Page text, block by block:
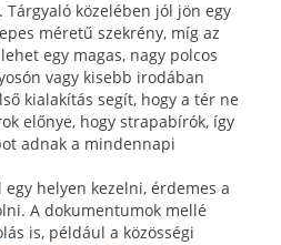
Tárgyaló közelében jól jön egy
méretű szekrény, míg az
egy magas, nagy polcos
vagy kisebb irodában
kialakítás segít, hogy a tér ne
előnye, hogy strapabírók, így
adnak a mindennapi
helyen kezelni, érdemes a
A dokumentumok mellé
is, például a közösségi